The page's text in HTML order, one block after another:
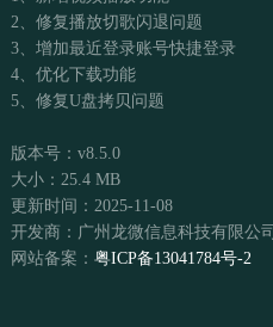
2、修复播放切歌闪退问题
3、增加最近登录账号快捷登录
4、优化下载功能
5、修复U盘拷贝问题
版本号：v8.5.0
大小：25.4 MB
更新时间：2025-11-08
开发商：广州龙微信息科技有限公司
网站备案： 粤ICP备13041784号-2